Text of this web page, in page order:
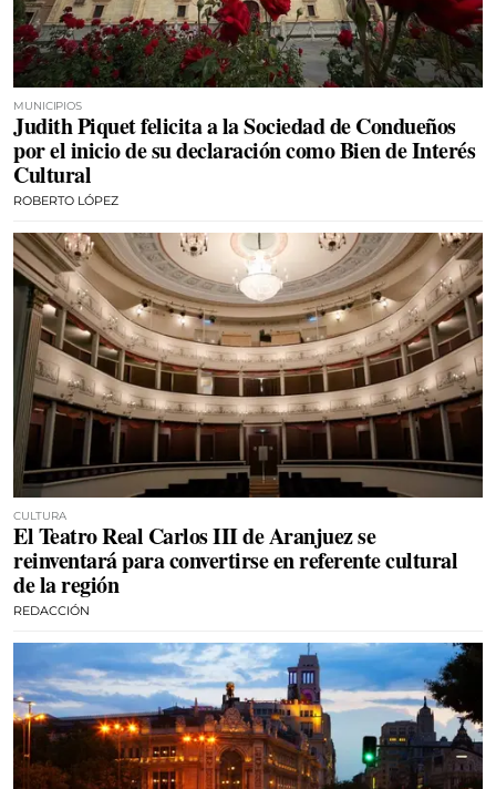
MUNICIPIOS
Judith Piquet felicita a la Sociedad de Condueños
por el inicio de su declaración como Bien de Interés
Cultural
ROBERTO LÓPEZ
CULTURA
El Teatro Real Carlos III de Aranjuez se
reinventará para convertirse en referente cultural
de la región
REDACCIÓN